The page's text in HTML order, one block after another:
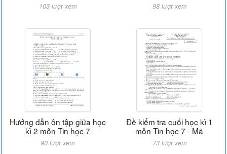
103 lượt xem 98 lượt xem
Hướng dẫn ôn tập giữa học
kì 2 môn Tin học 7
90 lượt xem
Đề kiểm tra cuối học kì 1
môn Tin học 7 - Mã
73 lượt xem